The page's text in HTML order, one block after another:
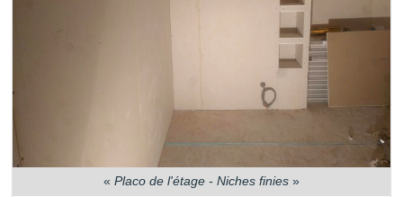
« Placo de l'étage - Niches finies »